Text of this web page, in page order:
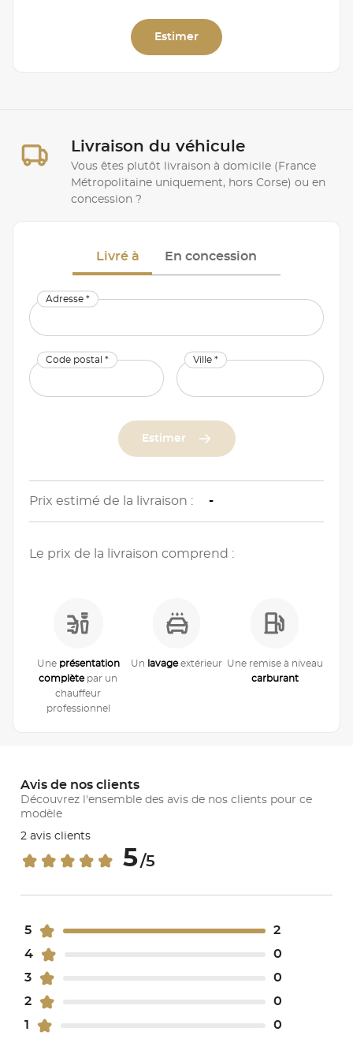
Estimer
Livraison du véhicule
Vous êtes plutôt livraison à domicile (France
Métropolitaine uniquement, hors Corse) ou en
concession ?
Livré à En concession
Adresse *
Code postal * Ville *
Estimer
Prix estimé de la livraison : -
Le prix de la livraison comprend :
Une présentation
complètepar un
chauffeur
professionnel
Un lavageextérieur Une remise à niveau
carburant
Avis de nos clients
Découvrez l'ensemble des avis de nos clients pour ce
modèle
2 avis clients
5/5
5
2
4
0
3
0
2
0
1
0